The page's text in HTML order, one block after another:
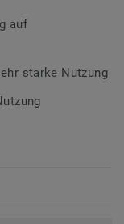
auf
starke Nutzung